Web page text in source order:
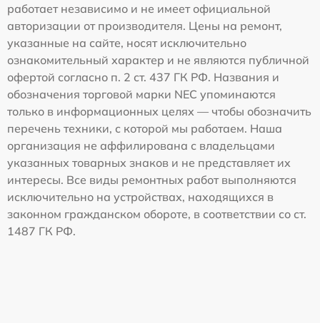
работает независимо и не имеет официальной
авторизации от производителя. Цены на ремонт,
указанные на сайте, носят исключительно
ознакомительный характер и не являются публичной
офертой согласно п. 2 ст. 437 ГК РФ. Названия и
обозначения торговой марки NEC упоминаются
только в информационных целях — чтобы обозначить
перечень техники, с которой мы работаем. Наша
организация не аффилирована с владельцами
указанных товарных знаков и не представляет их
интересы. Все виды ремонтных работ выполняются
исключительно на устройствах, находящихся в
законном гражданском обороте, в соответствии со ст.
1487 ГК РФ.